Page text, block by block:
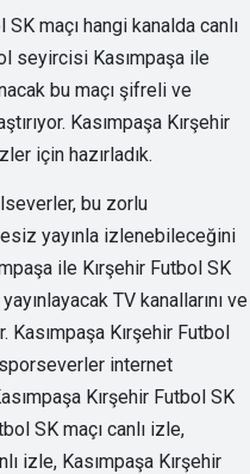
maçı hangi kanalda canlı
seyircisi Kasımpaşa ile
bu maçı şifreli ve
Kasımpaşa Kırşehir
için hazırladık.
bu zorlu
yayınla izlenebileceğini
ile Kırşehir Futbol SK
TV kanallarını ve
Kasımpaşa Kırşehir Futbol
internet
Kırşehir Futbol SK
SK maçı canlı izle,
izle, Kasımpaşa Kırşehir